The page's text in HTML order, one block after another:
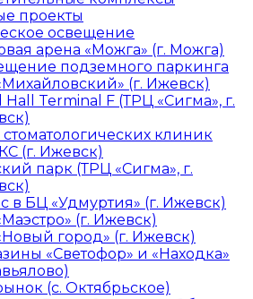
проекты
освещение
арена «Можга» (г. Можга)
подземного паркинга
(г. Ижевск)
Hall Terminal F (ТРЦ «Сигма», г.
стоматологических клиник
(г. Ижевск)
парк (ТРЦ «Сигма», г.
в БЦ «Удмуртия» (г. Ижевск)
(г. Ижевск)
город» (г. Ижевск)
«Светофор» и «Находка»
(с. Октябрьское)